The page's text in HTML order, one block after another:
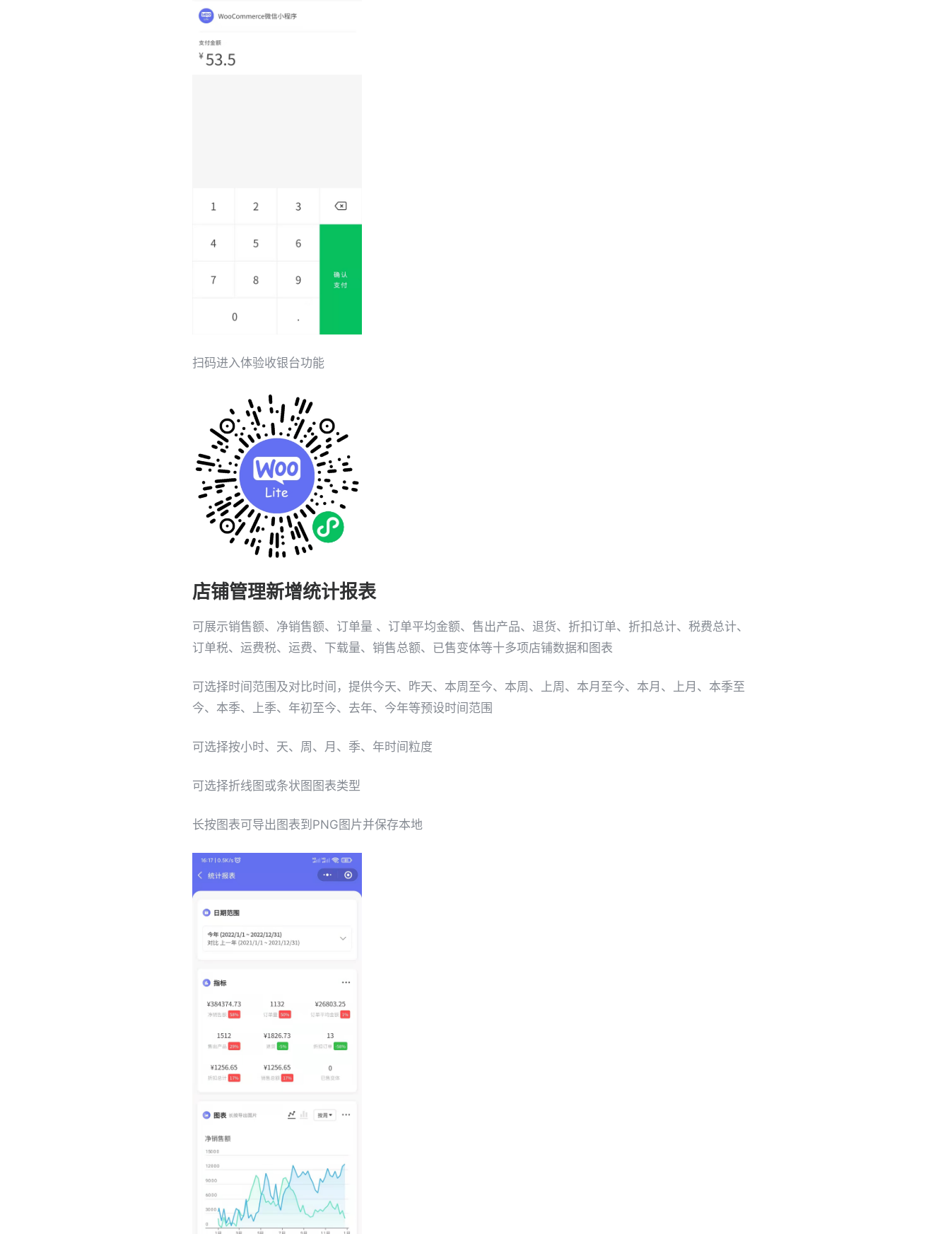
扫码进入体验收银台功能
店铺管理新增统计报表
可展示销售额、净销售额、订单量 、订单平均金额、售出产品、退货、折扣订单、折扣总计、税费总计、
订单税、运费税、运费、下载量、销售总额、已售变体等十多项店铺数据和图表
可选择时间范围及对比时间，提供今天、昨天、本周至今、本周、上周、本月至今、本月、上月、本季至
今、本季、上季、年初至今、去年、今年等预设时间范围
可选择按小时、天、周、月、季、年时间粒度
可选择折线图或条状图图表类型
长按图表可导出图表到PNG图片并保存本地